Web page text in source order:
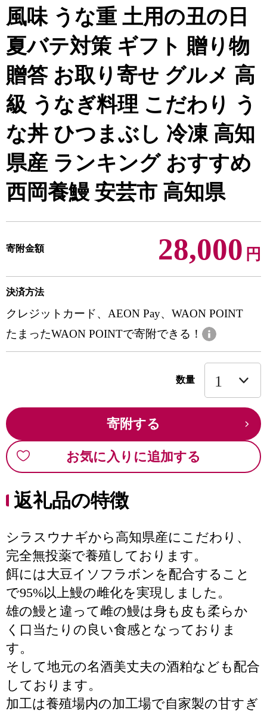
風味 うな重 土用の丑の日
夏バテ対策 ギフト 贈り物
贈答 お取り寄せ グルメ 高
級 うなぎ料理 こだわり う
な丼 ひつまぶし 冷凍 高知
県産 ランキング おすすめ
西岡養鰻 安芸市 高知県
寄附金額 28,000 円
決済方法
クレジットカード、AEON Pay、WAON POINT
たまったWAON POINTで寄附できる！
数量
寄附する
お気に入りに追加する
返礼品の特徴
シラスウナギから高知県産にこだわり、
完全無投薬で養殖しております。
餌には大豆イソフラボンを配合すること
で95%以上鰻の雌化を実現しました。
雄の鰻と違って雌の鰻は身も皮も柔らか
く口当たりの良い食感となっておりま
す。
そして地元の名酒美丈夫の酒粕なども配合
しております。
加工は養殖場内の加工場で自家製の甘すぎ